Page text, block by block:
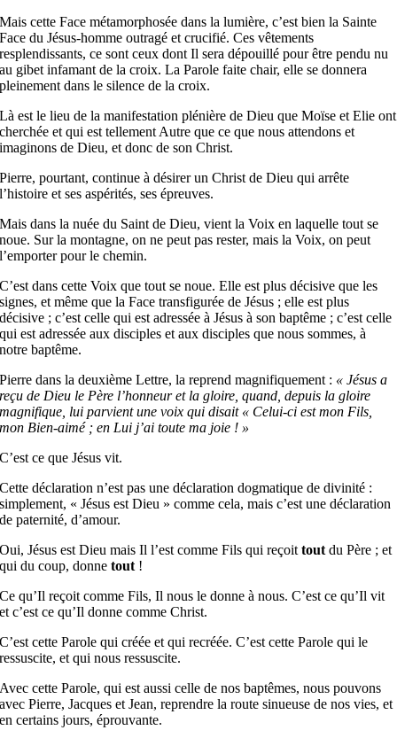
Mais cette Face métamorphosée dans la lumière, c’est bien la Sainte
Face du Jésus-homme outragé et crucifié. Ces vêtements
resplendissants, ce sont ceux dont Il sera dépouillé pour être pendu nu
au gibet infamant de la croix. La Parole faite chair, elle se donnera
pleinement dans le silence de la croix.
Là est le lieu de la manifestation plénière de Dieu que Moïse et Elie ont
cherchée et qui est tellement Autre que ce que nous attendons et
imaginons de Dieu, et donc de son Christ.
Pierre, pourtant, continue à désirer un Christ de Dieu qui arrête
l’histoire et ses aspérités, ses épreuves.
Mais dans la nuée du Saint de Dieu, vient la Voix en laquelle tout se
noue. Sur la montagne, on ne peut pas rester, mais la Voix, on peut
l’emporter pour le chemin.
C’est dans cette Voix que tout se noue. Elle est plus décisive que les
signes, et même que la Face transfigurée de Jésus ; elle est plus
décisive ; c’est celle qui est adressée à Jésus à son baptême ; c’est celle
qui est adressée aux disciples et aux disciples que nous sommes, à
notre baptême.
Pierre dans la deuxième Lettre, la reprend magnifiquement : « Jésus a
reçu de Dieu le Père l’honneur et la gloire, quand, depuis la gloire
magnifique, lui parvient une voix qui disait « Celui-ci est mon Fils,
mon Bien-aimé ; en Lui j’ai toute ma joie ! »
C’est ce que Jésus vit.
Cette déclaration n’est pas une déclaration dogmatique de divinité :
simplement, « Jésus est Dieu » comme cela, mais c’est une déclaration
de paternité, d’amour.
Oui, Jésus est Dieu mais Il l’est comme Fils qui reçoittout du Père ; et
qui du coup, donnetout !
Ce qu’Il reçoit comme Fils, Il nous le donne à nous. C’est ce qu’Il vit
et c’est ce qu’Il donne comme Christ.
C’est cette Parole qui créée et qui recréée. C’est cette Parole qui le
ressuscite, et qui nous ressuscite.
Avec cette Parole, qui est aussi celle de nos baptêmes, nous pouvons
avec Pierre, Jacques et Jean, reprendre la route sinueuse de nos vies, et
en certains jours, éprouvante.